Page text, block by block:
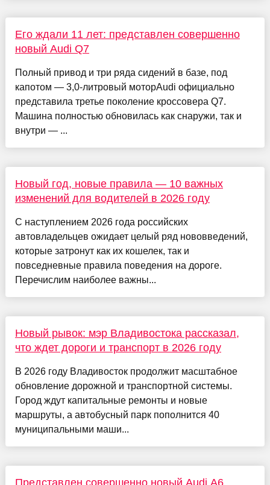
Его ждали 11 лет: представлен совершенно
новый Audi Q7
Полный привод и три ряда сидений в базе, под
капотом — 3,0-литровый моторAudi официально
представила третье поколение кроссовера Q7.
Машина полностью обновилась как снаружи, так и
внутри — ...
Новый год, новые правила — 10 важных
изменений для водителей в 2026 году
С наступлением 2026 года российских
автовладельцев ожидает целый ряд нововведений,
которые затронут как их кошелек, так и
повседневные правила поведения на дороге.
Перечислим наиболее важны...
Новый рывок: мэр Владивостока рассказал,
что ждет дороги и транспорт в 2026 году
В 2026 году Владивосток продолжит масштабное
обновление дорожной и транспортной системы.
Город ждут капитальные ремонты и новые
маршруты, а автобусный парк пополнится 40
муниципальными маши...
Представлен совершенно новый Audi A6